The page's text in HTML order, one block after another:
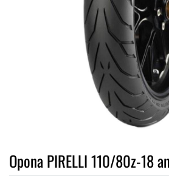
Opona PIRELLI 110/80z-18